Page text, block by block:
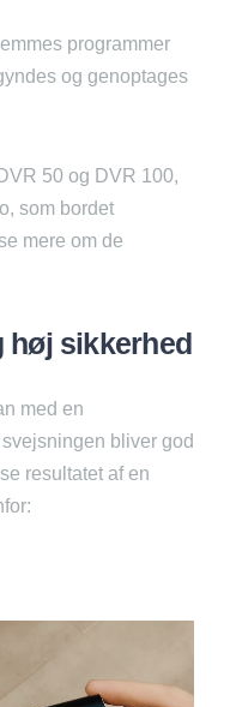
programmer
og genoptages
50 og DVR 100,
som bordet
mere om de
høj sikkerhed
med en
bliver god
resultatet af en